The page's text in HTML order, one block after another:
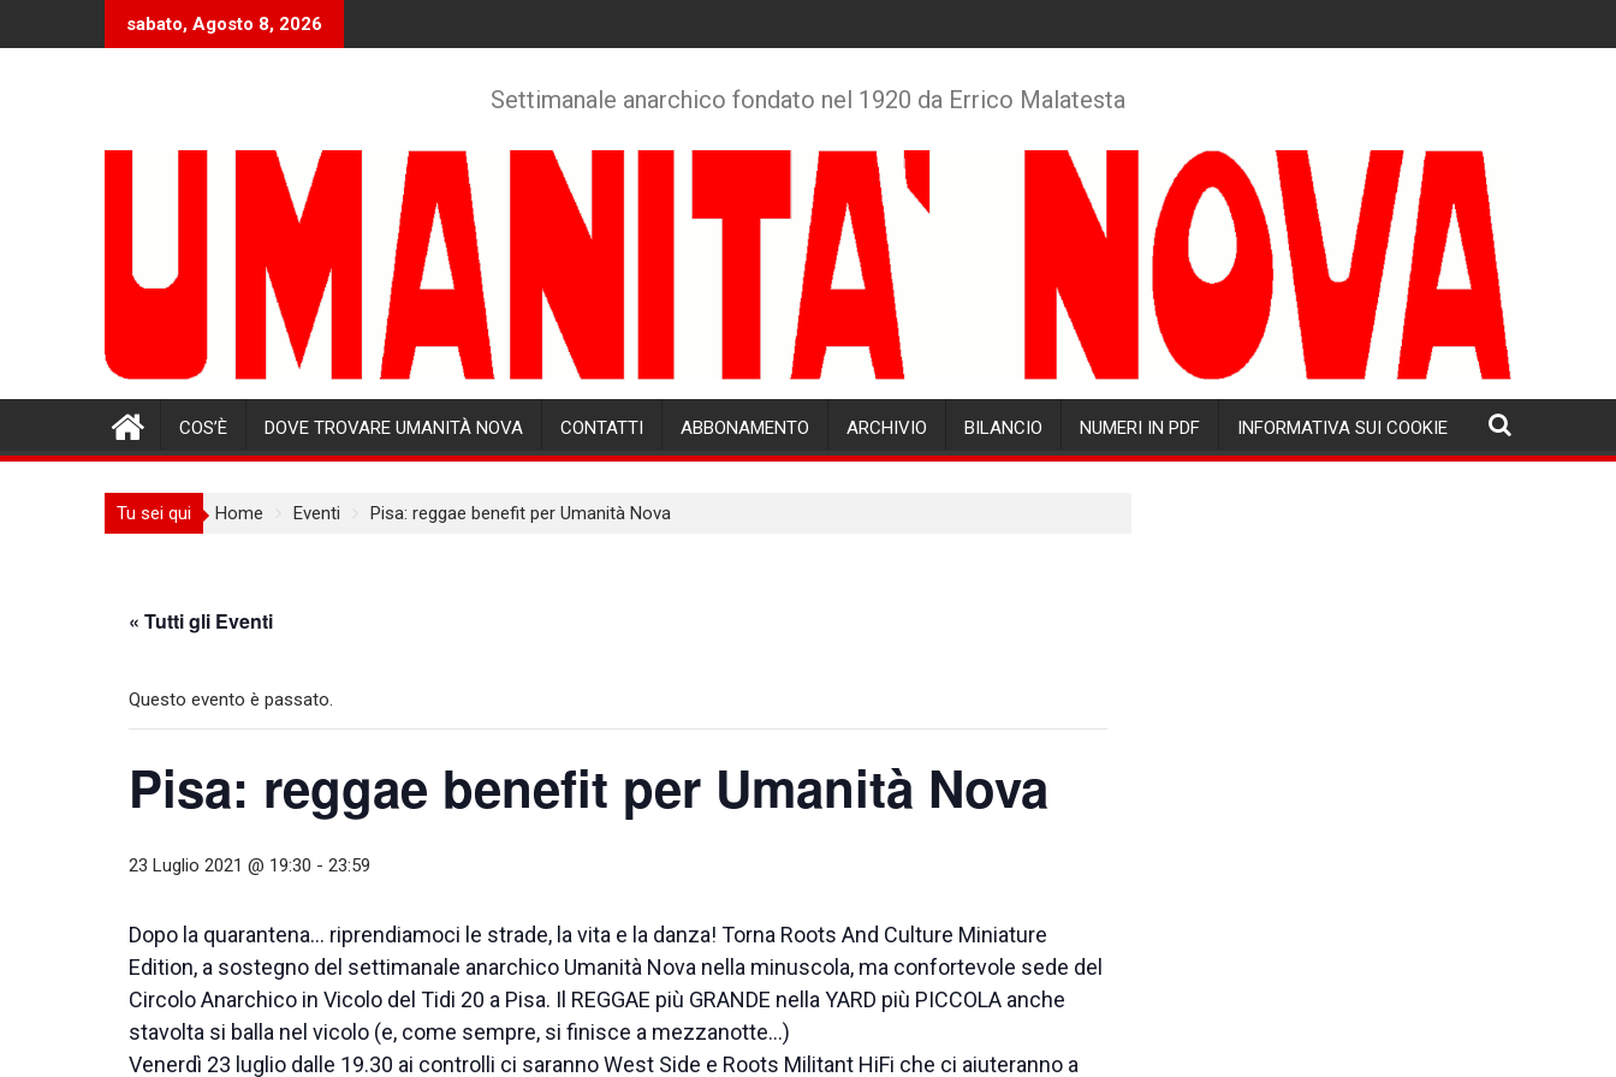
sabato, Agosto 8, 2026
Settimanale anarchico fondato nel 1920 da Errico Malatesta
COS’È DOVE TROVARE UMANITÀ NOVA CONTATTI ABBONAMENTO ARCHIVIO BILANCIO NUMERI IN PDF INFORMATIVA SUI COOKIE
Tu sei qui Home Eventi Pisa: reggae benefit per Umanità Nova
« Tutti gli Eventi
Questo evento è passato.
Pisa: reggae benefit per Umanità Nova
23 Luglio 2021 @ 19:30 - 23:59
Dopo la quarantena… riprendiamoci le strade, la vita e la danza! Torna Roots And Culture Miniature
Edition, a sostegno del settimanale anarchico Umanità Nova nella minuscola, ma confortevole sede del
Circolo Anarchico in Vicolo del Tidi 20 a Pisa. Il REGGAE più GRANDE nella YARD più PICCOLA anche
stavolta si balla nel vicolo (e, come sempre, si finisce a mezzanotte…)
Venerdì 23 luglio dalle 19.30 ai controlli ci saranno West Side e Roots Militant HiFi che ci aiuteranno a